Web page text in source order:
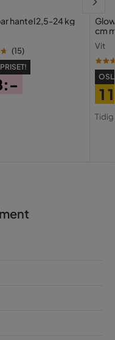
hantel 2,5-24 kg
(15)
cm
Vit
1